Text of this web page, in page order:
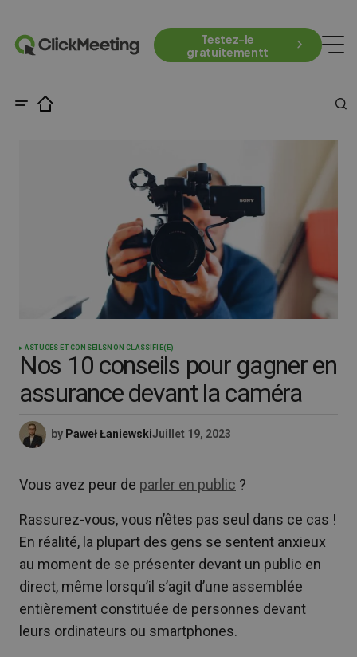
Testez-le
gratuitementt
ASTUCES ET CONSEILS NON CLASSIFIÉ(E)
Nos 10 conseils pour gagner en
assurance devant la caméra
by Paweł ŁaniewskiJuillet 19, 2023
Vous avez peur de parler en public ?
Rassurez-vous, vous n’êtes pas seul dans ce cas !
En réalité, la plupart des gens se sentent anxieux
au moment de se présenter devant un public en
direct, même lorsqu’il s’agit d’une assemblée
entièrement constituée de personnes devant
leurs ordinateurs ou smartphones.